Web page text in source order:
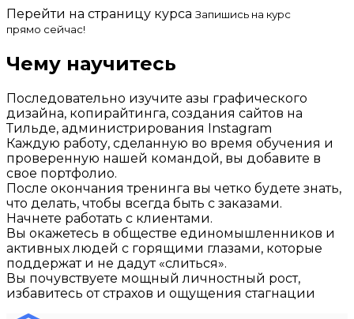
Перейти на страницу курса Запишись на курс
прямо сейчас!
Чему научитесь
Последовательно изучите азы графического
дизайна, копирайтинга, создания сайтов на
Тильде, администрирования Instagram
Каждую работу, сделанную во время обучения и
проверенную нашей командой, вы добавите в
свое портфолио.
После окончания тренинга вы четко будете знать,
что делать, чтобы всегда быть с заказами.
Начнете работать с клиентами.
Вы окажетесь в обществе единомышленников и
активных людей с горящими глазами, которые
поддержат и не дадут «слиться».
Вы почувствуете мощный личностный рост,
избавитесь от страхов и ощущения стагнации